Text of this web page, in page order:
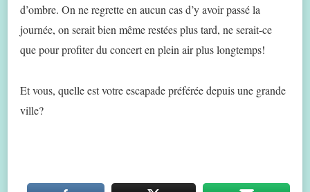
d’ombre. On ne regrette en aucun cas d’y avoir passé la
journée, on serait bien même restées plus tard, ne serait-ce
que pour profiter du concert en plein air plus longtemps!
Et vous, quelle est votre escapade préférée depuis une grande
ville?